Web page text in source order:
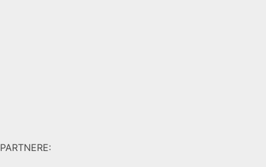
PARTNERE: